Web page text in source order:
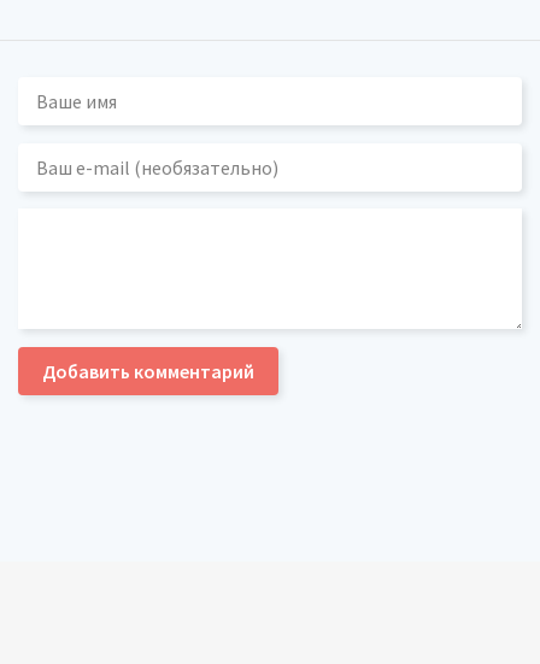
Добавить комментарий